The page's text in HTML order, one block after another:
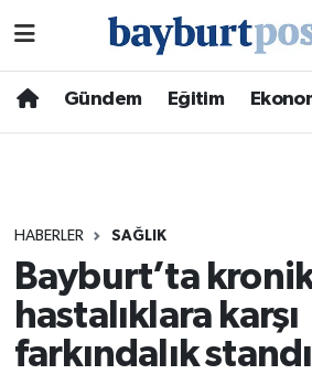
Gündem Eğitim
HABERLER SAĞLIK
Bayburt’ta
hastalıklara karşı
farkındalık standı
Hava Durumu
Süper Lig Puan Durumu ve
Tüm Manşetler